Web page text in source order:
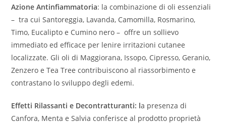
Azione Antinfiammatoria: la combinazione di oli essenziali
– tra cui Santoreggia, Lavanda, Camomilla, Rosmarino,
Timo, Eucalipto e Cumino nero – offre un sollievo
immediato ed efficace per lenire irritazioni cutanee
localizzate. Gli oli di Maggiorana, Issopo, Cipresso, Geranio,
Zenzero e Tea Tree contribuiscono al riassorbimento e
contrastano lo sviluppo degli edemi.
Effetti Rilassanti e Decontratturanti: la presenza di
Canfora, Menta e Salvia conferisce al prodotto proprietà